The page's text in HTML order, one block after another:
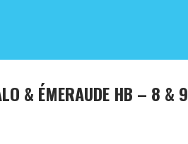
& ÉMERAUDE HB – 8 & 9